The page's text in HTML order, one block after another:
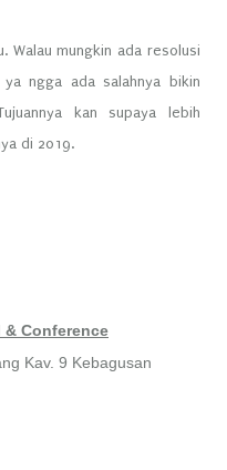
Walau mungkin ada resolusi
ngga ada salahnya bikin
kan supaya lebih
di 2019.
Conference
Kav. 9 Kebagusan